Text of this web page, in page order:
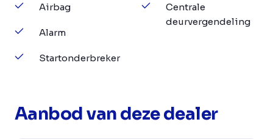
Airbag
Alarm
Startonderbreker
Centrale
deurvergendeling
Aanbod van deze dealer